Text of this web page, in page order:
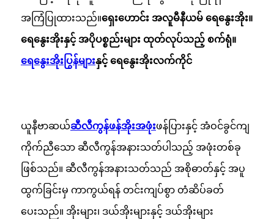
အကြံပြုထားသည်။ရှေးဟောင်း အလူမီနီယမ် ရေနွေးအိုး။
ရေနွေးအိုးနှင့် အပိုပစ္စည်းများ ထုတ်လုပ်သည့် စက်ရုံ။
ရေနွေးအိုးပြွန်များနှင့် ရေနွေးအိုးလက်ကိုင်
ယူနီဗာဆယ်ဆီလီကွန်ဖန်အိုးအဖုံးဖန်ပြားနှင့် အံဝင်ခွင်ကျ
ကိုက်ညီသော ဆီလီကွန်အနားသတ်ပါသည့် အဖုံးတစ်ခု
ဖြစ်သည်။ ဆီလီကွန်အနားသတ်သည် အစိုဓာတ်နှင့် အပူ
ထွက်ခြင်းမှ ကာကွယ်ရန် တင်းကျပ်စွာ တံဆိပ်ခတ်
ပေးသည်။ အိုးများ၊ ဒယ်အိုးများနှင့် ဒယ်အိုးများ